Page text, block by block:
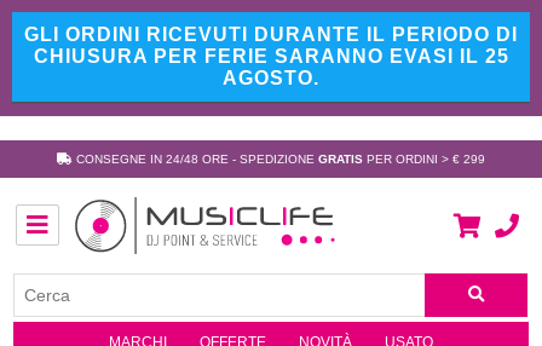
GLI ORDINI RICEVUTI DURANTE IL PERIODO DI
CHIUSURA PER FERIE SARANNO EVASI IL 25
AGOSTO.
CONSEGNE IN 24/48 ORE - SPEDIZIONE GRATIS PER ORDINI > € 299
MARCHI OFFERTE NOVITÀ USATO